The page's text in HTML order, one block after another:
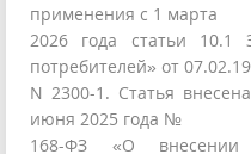
применения с 1 марта
2026 года статьи
потребителей» от
N 2300-1. Статья
июня 2025 года №
168-ФЗ «О